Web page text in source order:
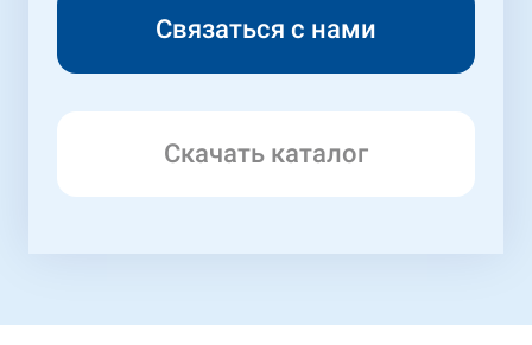
Скачать каталог